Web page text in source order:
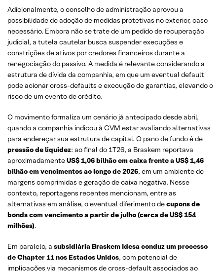
Adicionalmente, o conselho de administração aprovou a
possibilidade de adoção de medidas protetivas no exterior, caso
necessário. Embora não se trate de um pedido de recuperação
judicial, a tutela cautelar busca suspender execuções e
constrições de ativos por credores financeiros durante a
renegociação do passivo. A medida é relevante considerando a
estrutura de dívida da companhia, em que um eventual default
pode acionar cross-defaults e execução de garantias, elevando o
risco de um evento de crédito.
O movimento formaliza um cenário já antecipado desde abril,
quando a companhia indicou à CVM estar avaliando alternativas
para endereçar sua estrutura de capital. O pano de fundo é de
pressão de liquidez: ao final do 1T26, a Braskem reportava
aproximadamenteUS$ 1,06 bilhão em caixa frente a US$ 1,46
bilhão em vencimentos ao longo de 2026, em um ambiente de
margens comprimidas e geração de caixa negativa. Nesse
contexto, reportagens recentes mencionam, entre as
alternativas em análise, o eventual diferimento decupons de
bonds com vencimento a partir de julho (cerca de US$ 154
milhões).
Em paralelo, a subsidiária Braskem Idesa conduz um processo
de Chapter 11 nos Estados Unidos, com potencial de
implicações via mecanismos de cross-default associados ao